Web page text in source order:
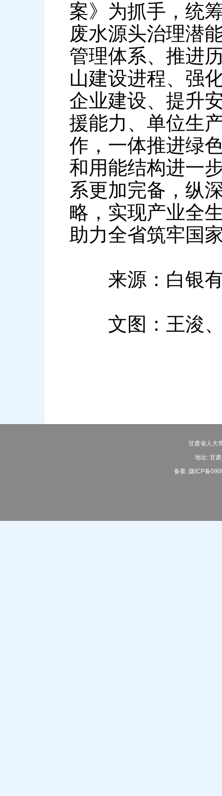
案》为抓手，统
废水源头治理潜
管理体系、推进
山建设进程、强
企业建设、提升
援能力、单位生
作，一体推进绿
和用能结构进一
系更加完备，纵
略，实现产业全
助力全省筑牢国
来源：白银有
文图：王浚、
甘肃省人大
地址: 甘
备案: 陇ICP备